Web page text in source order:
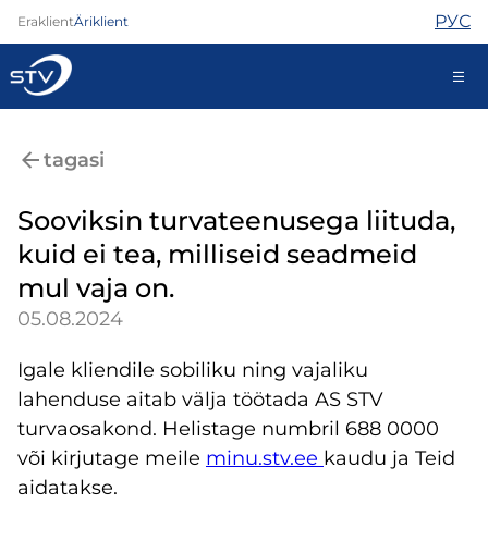
EraklientÄriklient РУС
Internet
TV
Telefon
Abi
Pood
Kontaktid
Uudised
tagasi
Sooviksin turvateenusega liituda,
kuid ei tea, milliseid seadmeid
mul vaja on.
05.08.2024
Igale kliendile sobiliku ning vajaliku
lahenduse aitab välja töötada AS STV
turvaosakond. Helistage numbril 688 0000
või kirjutage meile minu.stv.ee​ kaudu ja Teid
aidatakse.